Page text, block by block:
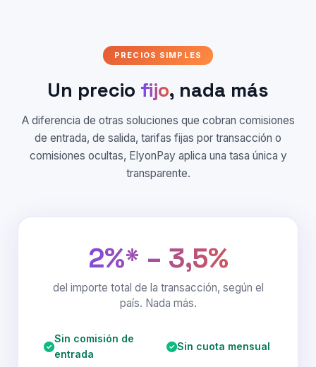
PRECIOS SIMPLES
Un precio fijo, nada más
A diferencia de otras soluciones que cobran comisiones
de entrada, de salida, tarifas fijas por transacción o
comisiones ocultas, ElyonPay aplica una tasa única y
transparente.
2%* – 3,5%
del importe total de la transacción, según el
país. Nada más.
Sin comisión de
entrada
Sin cuota mensual